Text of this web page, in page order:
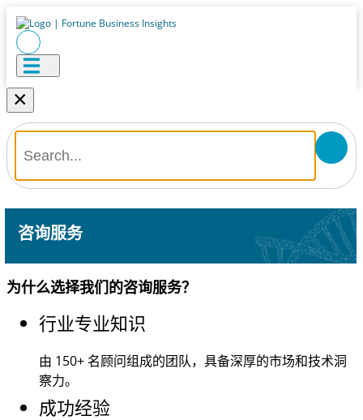
×
咨询服务
为什么选择我们的咨询服务？
行业专业知识
由 150+ 名顾问组成的团队，具备深厚的市场和技术洞
察力。
成功经验